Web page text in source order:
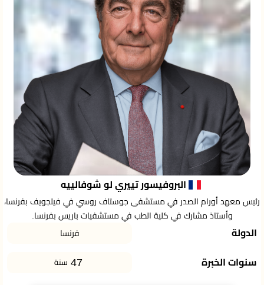
البروفيسور تييري لو شوفالييه
رئيس معهد أورام الصدر في مستشفى جوستاف روسي في فيلجويف بفرنسا،
وأستاذ مشارك في كلية الطب في مستشفيات باريس بفرنسا.
الدولة فرنسا
سنوات الخبرة 47 سنة